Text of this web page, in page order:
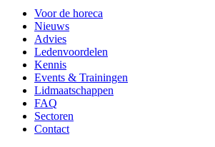
Voor de horeca
Nieuws
Advies
Ledenvoordelen
Kennis
Events & Trainingen
Lidmaatschappen
FAQ
Sectoren
Contact